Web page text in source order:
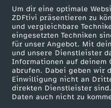
Um dir eine optimale
ZDFtivi präsentieren zu
und vergleichbare
eingesetzten Techniken
für unser Angebot. Mit
und unsere Dienstleister
Informationen auf deinem
abrufen. Dabei geben wir
Einwilligung nicht an
direkten Dienstleister
Daten auch nicht zu
Mehr ZDF
ZDF-Apps
Smart TV
ZDFtext